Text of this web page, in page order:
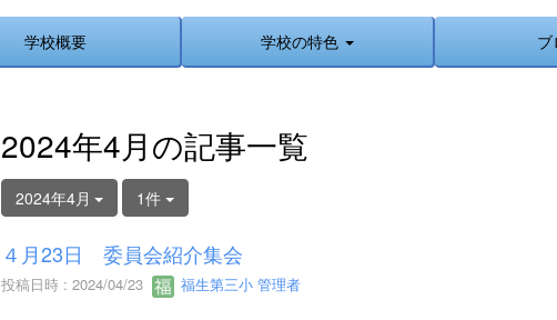
学校概要 学校の特色
2024年4月の記事一覧
2024年4月 1件
４月23日 委員会紹介集会
投稿日時 : 2024/04/23 福生第三小 管理者